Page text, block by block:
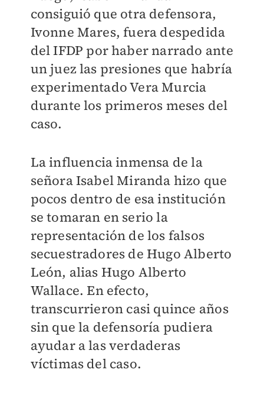
consiguió que otra defensora,
Ivonne Mares, fuera despedida
del IFDP por haber narrado ante
un juez las presiones que habría
experimentado Vera Murcia
durante los primeros meses del
caso.
La influencia inmensa de la
señora Isabel Miranda hizo que
pocos dentro de esa institución
se tomaran en serio la
representación de los falsos
secuestradores de Hugo Alberto
León, alias Hugo Alberto
Wallace. En efecto,
transcurrieron casi quince años
sin que la defensoría pudiera
ayudar a las verdaderas
víctimas del caso.